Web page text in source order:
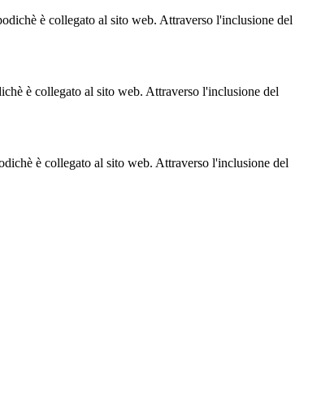
è collegato al sito web. Attraverso l'inclusione del
è collegato al sito web. Attraverso l'inclusione del
è collegato al sito web. Attraverso l'inclusione del